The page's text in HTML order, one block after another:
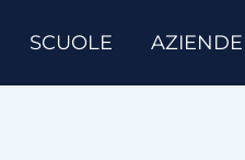
SCUOLE AZIENDE